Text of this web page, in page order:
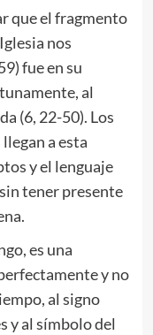
que el fragmento
nos
fue en su
al
(6, 22-50). Los
a esta
y el lenguaje
tener presente
es una
y no
al signo
y al símbolo del